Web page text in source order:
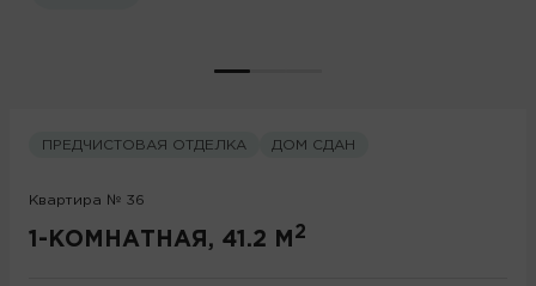
ПРЕДЧИСТОВАЯ ОТДЕЛКА ДОМ СДАН
Квартира № 36
1-КОМНАТНАЯ, 41.2 М 2